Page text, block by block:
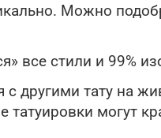
Можно
все стили и 99%
с другими тату на
могут